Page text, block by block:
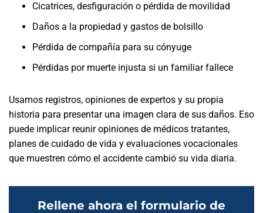
Cicatrices, desfiguración o pérdida de movilidad
Daños a la propiedad y gastos de bolsillo
Pérdida de compañía para su cónyuge
Pérdidas por muerte injusta si un familiar fallece
Usamos registros, opiniones de expertos y su propia
historia para presentar una imagen clara de sus daños. Eso
puede implicar reunir opiniones de médicos tratantes,
planes de cuidado de vida y evaluaciones vocacionales
que muestren cómo el accidente cambió su vida diaria.
Rellene ahora el formulario de